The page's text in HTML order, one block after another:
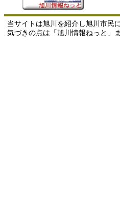
当サイトは旭川を紹介し旭川市民
気づきの点は「旭川情報ねっと」